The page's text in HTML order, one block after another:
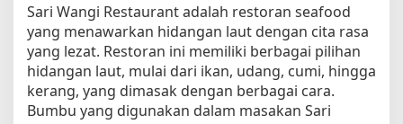
Sari Wangi Restaurant adalah restoran seafood
yang menawarkan hidangan laut dengan cita rasa
yang lezat. Restoran ini memiliki berbagai pilihan
hidangan laut, mulai dari ikan, udang, cumi, hingga
kerang, yang dimasak dengan berbagai cara.
Bumbu yang digunakan dalam masakan Sari